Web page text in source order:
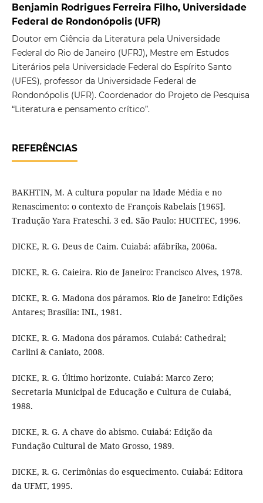
Benjamin Rodrigues Ferreira Filho, Universidade
Federal de Rondonópolis (UFR)
Doutor em Ciência da Literatura pela Universidade
Federal do Rio de Janeiro (UFRJ), Mestre em Estudos
Literários pela Universidade Federal do Espírito Santo
(UFES), professor da Universidade Federal de
Rondonópolis (UFR). Coordenador do Projeto de Pesquisa
“Literatura e pensamento crítico”.
REFERÊNCIAS
BAKHTIN, M. A cultura popular na Idade Média e no
Renascimento: o contexto de François Rabelais [1965].
Tradução Yara Frateschi. 3 ed. São Paulo: HUCITEC, 1996.
DICKE, R. G. Deus de Caim. Cuiabá: afábrika, 2006a.
DICKE, R. G. Caieira. Rio de Janeiro: Francisco Alves, 1978.
DICKE, R. G. Madona dos páramos. Rio de Janeiro: Edições
Antares; Brasília: INL, 1981.
DICKE, R. G. Madona dos páramos. Cuiabá: Cathedral;
Carlini & Caniato, 2008.
DICKE, R. G. Último horizonte. Cuiabá: Marco Zero;
Secretaria Municipal de Educação e Cultura de Cuiabá,
1988.
DICKE, R. G. A chave do abismo. Cuiabá: Edição da
Fundação Cultural de Mato Grosso, 1989.
DICKE, R. G. Cerimônias do esquecimento. Cuiabá: Editora
da UFMT, 1995.